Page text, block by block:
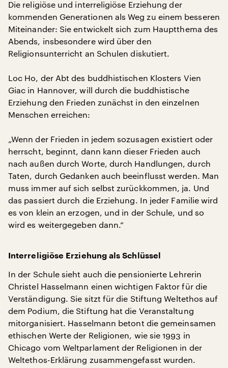
Die religiöse und interreligiöse Erziehung der
kommenden Generationen als Weg zu einem besseren
Miteinander: Sie entwickelt sich zum Hauptthema des
Abends, insbesondere wird über den
Religionsunterricht an Schulen diskutiert.
Loc Ho, der Abt des buddhistischen Klosters Vien
Giac in Hannover, will durch die buddhistische
Erziehung den Frieden zunächst in den einzelnen
Menschen erreichen:
„Wenn der Frieden in jedem sozusagen existiert oder
herrscht, beginnt, dann kann dieser Frieden auch
nach außen durch Worte, durch Handlungen, durch
Taten, durch Gedanken auch beeinflusst werden. Man
muss immer auf sich selbst zurückkommen, ja. Und
das passiert durch die Erziehung. In jeder Familie wird
es von klein an erzogen, und in der Schule, und so
wird es weitergegeben dann.“
Interreligiöse Erziehung als Schlüssel
In der Schule sieht auch die pensionierte Lehrerin
Christel Hasselmann einen wichtigen Faktor für die
Verständigung. Sie sitzt für die Stiftung Weltethos auf
dem Podium, die Stiftung hat die Veranstaltung
mitorganisiert. Hasselmann betont die gemeinsamen
ethischen Werte der Religionen, wie sie 1993 in
Chicago vom Weltparlament der Religionen in der
Weltethos-Erklärung zusammengefasst wurden.